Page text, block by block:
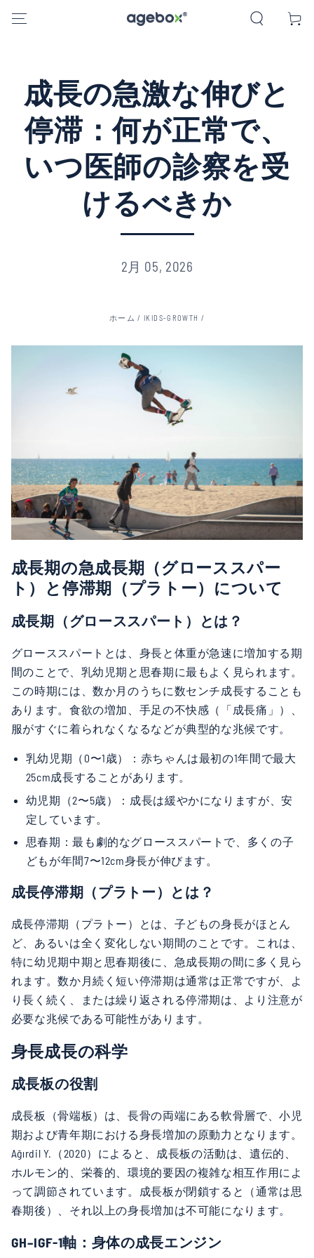
プする
ー
成長の急激な伸びと
停滞：何が正常で、
いつ医師の診察を受
けるべきか
2月 05, 2026
ホーム / IKIDS-GROWTH /
成長期の急成長期（グローススパー
ト）と停滞期（プラトー）について
成長期（グローススパート）とは？
グローススパートとは、身長と体重が急速に増加する期
間のことで、乳幼児期と思春期に最もよく見られます。
この時期には、数か月のうちに数センチ成長することも
あります。食欲の増加、手足の不快感（「成長痛」）、
服がすぐに着られなくなるなどが典型的な兆候です。
乳幼児期（0〜1歳）：赤ちゃんは最初の1年間で最大
25cm成長することがあります。
幼児期（2〜5歳）：成長は緩やかになりますが、安
定しています。
思春期：最も劇的なグローススパートで、多くの子
どもが年間7〜12cm身長が伸びます。
成長停滞期（プラトー）とは？
成長停滞期（プラトー）とは、子どもの身長がほとん
ど、あるいは全く変化しない期間のことです。これは、
特に幼児期中期と思春期後に、急成長期の間に多く見ら
れます。数か月続く短い停滞期は通常は正常ですが、よ
り長く続く、または繰り返される停滞期は、より注意が
必要な兆候である可能性があります。
身長成長の科学
成長板の役割
成長板（骨端板）は、長骨の両端にある軟骨層で、小児
期および青年期における身長増加の原動力となります。
Ağırdil Y.（2020）によると、成長板の活動は、遺伝的、
ホルモン的、栄養的、環境的要因の複雑な相互作用によ
って調節されています。成長板が閉鎖すると（通常は思
春期後）、それ以上の身長増加は不可能になります。
GH–IGF-1軸：身体の成長エンジン